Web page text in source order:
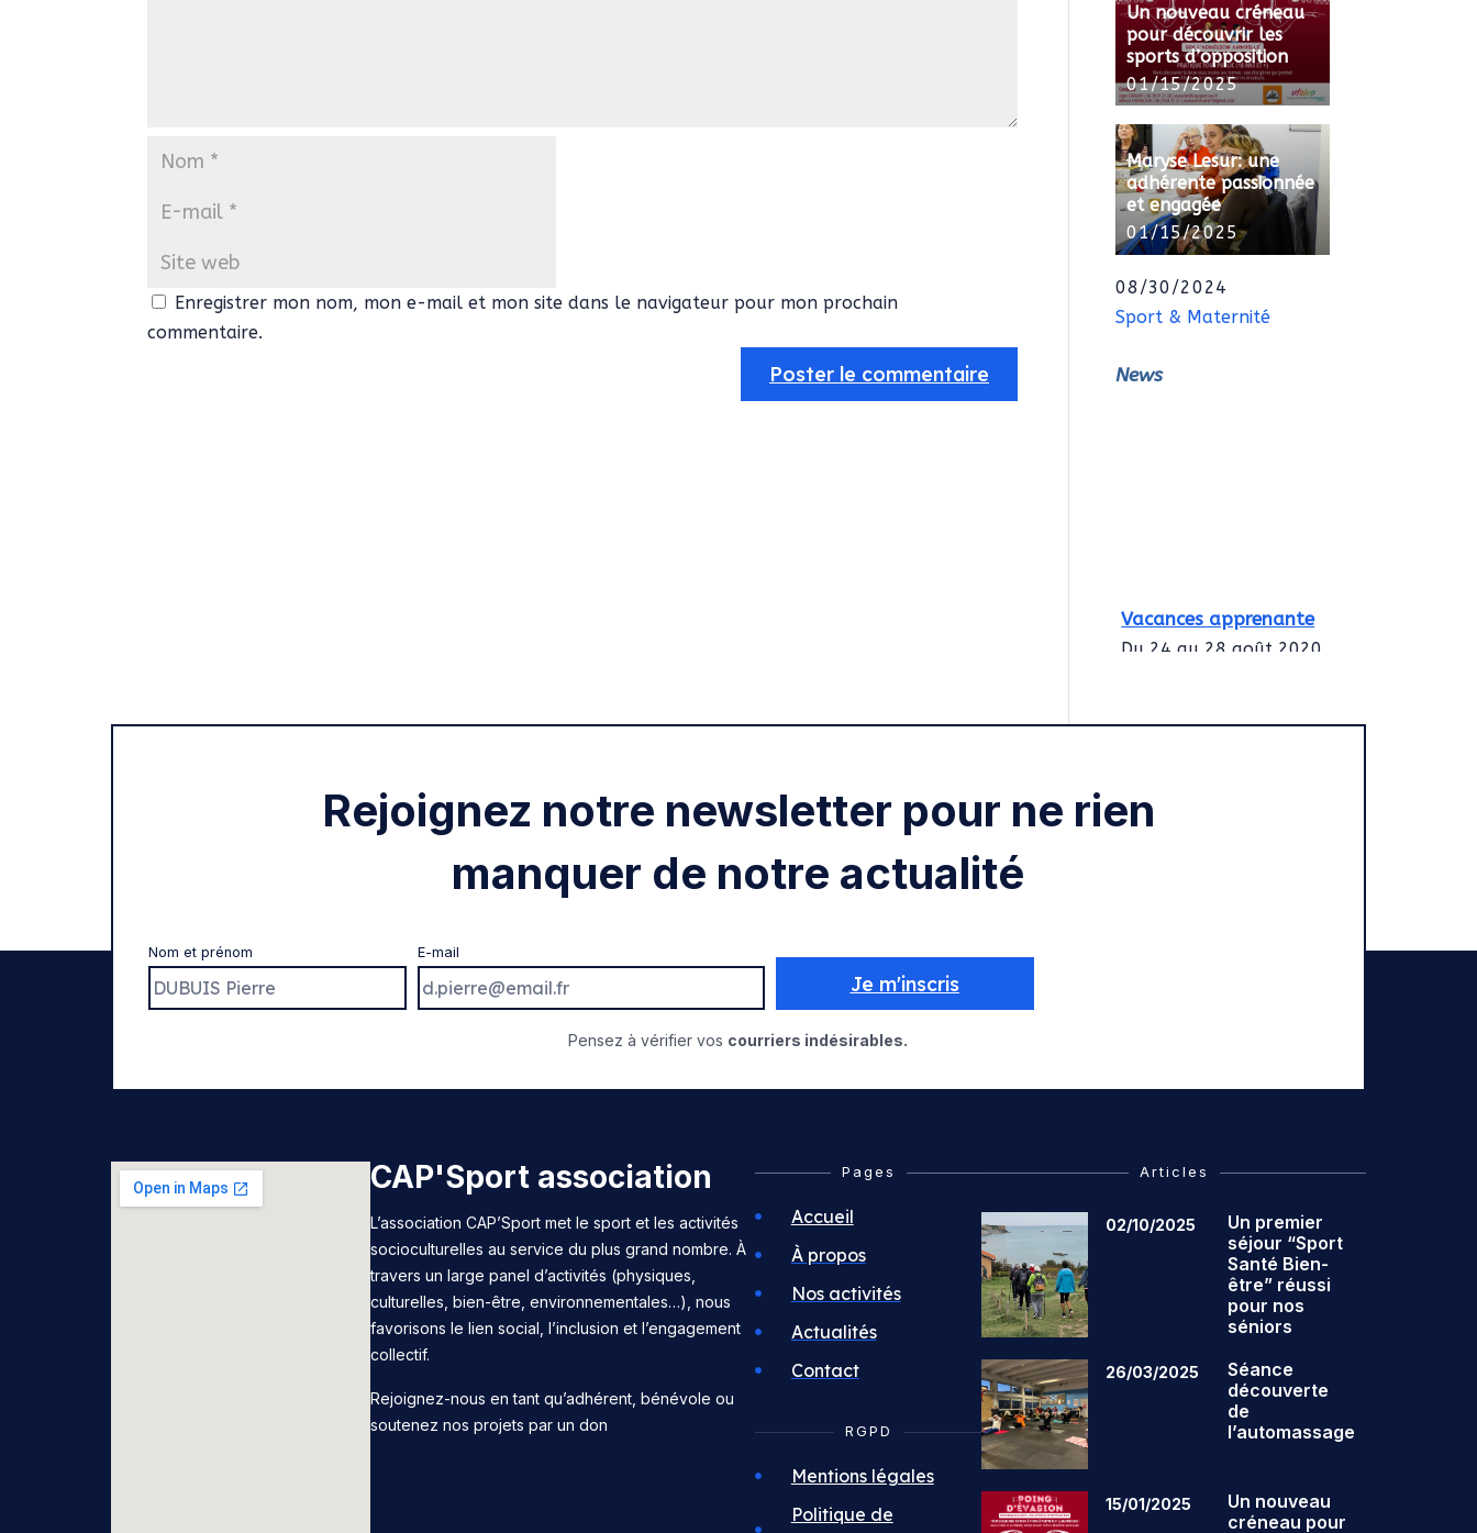
Enregistrer mon nom, mon e-mail et mon site dans le navigateur pour mon prochain
commentaire.
Un nouveau créneau
pour découvrir les
sports d’opposition
01/15/2025
Maryse Lesur: une
adhérente passionnée
et engagée
01/15/2025
08/30/2024
Sport & Maternité
News
Vacances apprenante
Du 24 au 28 août 2020
services civiques
Rejoignez notre newsletter pour ne rien
manquer de notre actualité
Nom et prénom E-mail
Je m'inscris
Pensez à vérifier vos courriers indésirables.
CAP'Sport association
L’association CAP’Sport met le sport et les activités
socioculturelles au service du plus grand nombre. À
travers un large panel d’activités (physiques,
culturelles, bien-être, environnementales…), nous
favorisons le lien social, l’inclusion et l’engagement
collectif.
Rejoignez-nous en tant qu’adhérent, bénévole ou
soutenez nos projets par un don
Pages
Accueil
À propos
Nos activités
Actualités
Contact
RGPD
Mentions légales
Politique de
Articles
02/10/2025
Un premier
séjour “Sport
Santé Bien-
être” réussi
pour nos
séniors
26/03/2025
Séance
découverte
de
l’automassage
15/01/2025
Un nouveau
créneau pour